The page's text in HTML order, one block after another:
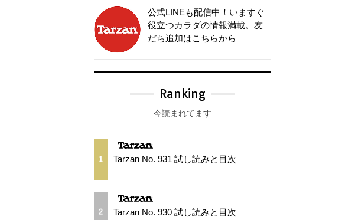
公式LINEも配信中！いますぐ
役立つカラダの情報満載。友
だち追加はこちらから
Ranking
今読まれてます
1 Tarzan No. 931 試し読みと目次
2 Tarzan No. 930 試し読みと目次